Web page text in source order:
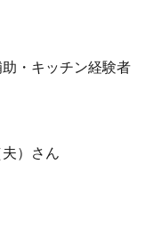
・キッチン経験者
）さん